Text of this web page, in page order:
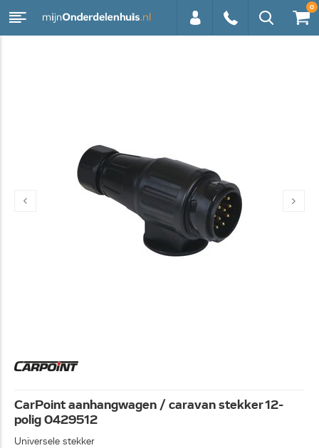
0
CarPoint aanhangwagen / caravan stekker 12-
polig 0429512
Universele stekker